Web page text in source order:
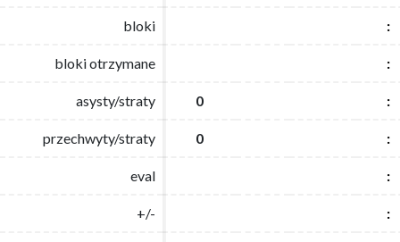
bloki :
bloki otrzymane :
asysty/straty 0 :
przechwyty/straty 0 :
eval :
+/- :
bloki :
bloki otrzymane :
asysty/straty 0 :
przechwyty/straty 0 :
eval :
+/- :